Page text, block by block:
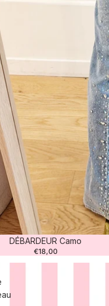
DÉBARDEUR Camo
€18,00